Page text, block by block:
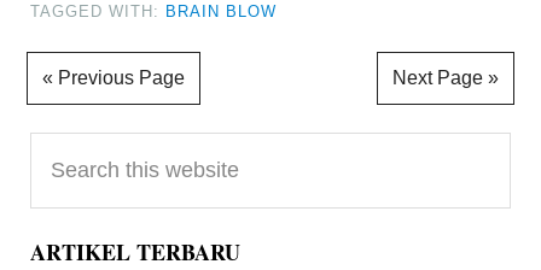
TAGGED WITH: BRAIN BLOW
« Previous Page Next Page »
Primary
Sidebar
this
website
ARTIKEL TERBARU